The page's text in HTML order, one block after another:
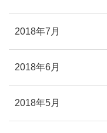
2018年7月
2018年6月
2018年5月